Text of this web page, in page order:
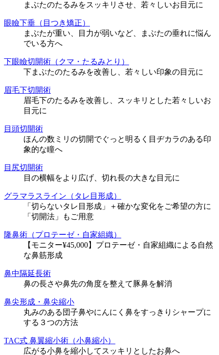
まぶたのたるみをスッキリさせ、若々しいお目元に
眼瞼下垂（目つき矯正）
まぶたが重い、目力が弱いなど、まぶたの垂れに悩ん
でいる方へ
下眼瞼切開術（クマ・たるみとり）
下まぶたのたるみを改善し、若々しい印象の目元に
眉毛下切開術
眉毛下のたるみを改善し、スッキリとした若々しいお
目元に
目頭切開術
ほんの数ミリの切開でぐっと明るく目ヂカラのある印
象的な瞳へ
目尻切開術
目の横幅をより広げ、切れ長の大きな目元に
グラマラスライン（タレ目形成）
「切らないタレ目形成」＋確かな変化をご希望の方に
「切開法」もご用意
隆鼻術（プロテーゼ・自家組織）
【モニター¥45,000】プロテーゼ・自家組織による自然
な鼻筋形成
鼻中隔延長術
鼻の長さや鼻先の角度を整えて豚鼻を解消
鼻尖形成・鼻尖縮小
丸みのある団子鼻やにんにく鼻をすっきりシャープに
する３つの方法
TAC式 鼻翼縮小術（小鼻縮小）
広がる小鼻を縮小してスッキリとしたお鼻へ